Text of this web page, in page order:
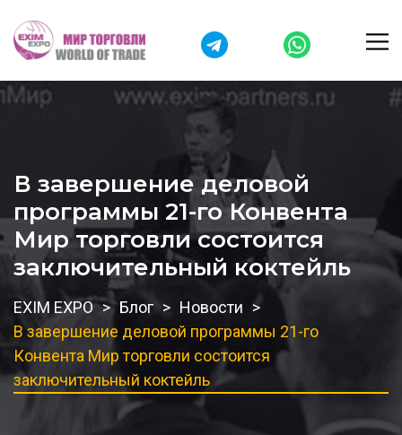
В завершение деловой
программы 21-го Конвента
Мир торговли состоится
заключительный коктейль
EXIM EXPO Блог
Новости
В завершение деловой программы 21-го
Конвента Мир торговли состоится
заключительный коктейль